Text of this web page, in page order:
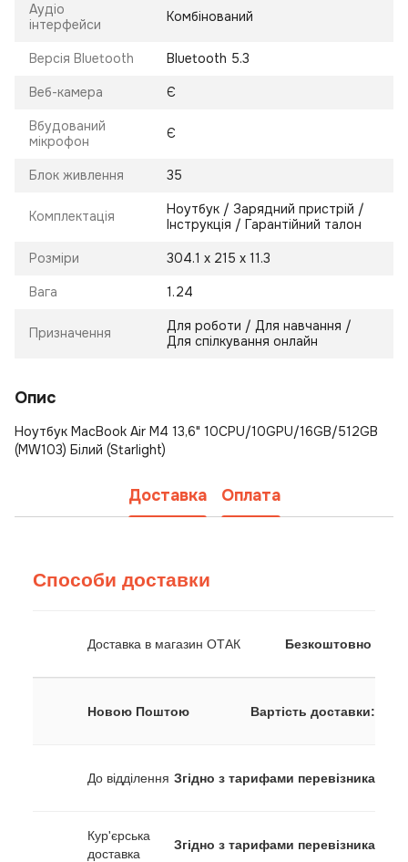
Аудіо
інтерфейси
Комбінований
Версія Bluetooth Bluetooth 5.3
Веб-камера Є
Вбудований
мікрофон
Є
Блок живлення 35
Комплектація
Ноутбук / Зарядний пристрій /
Інструкція / Гарантійний талон
Розміри 304.1 х 215 х 11.3
Вага 1.24
Призначення
Для роботи / Для навчання /
Для спілкування онлайн
Опис
Ноутбук MacBook Air M4 13,6" 10CPU/10GPU/16GB/512GB
(MW103) Білий (Starlight)
Доставка Оплата
Способи доставки
Доставка в магазин ОТАК Безкоштовно
Новою Поштою Вартість доставки:
До відділення Згідно з тарифами перевізника
Кур'єрська
доставка
Згідно з тарифами перевізника